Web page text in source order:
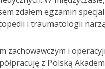
zdałem egzamin
i traumatologii
zachowawczym i
z Polską